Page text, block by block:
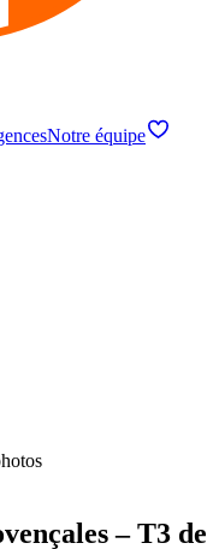
Notre équipe
– T3 de